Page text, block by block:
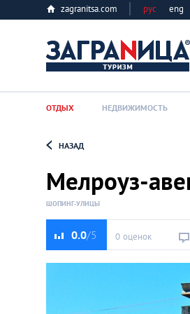
zagranitsa.com рус eng
Loading...
ОТДЫХ НЕДВИЖИМОСТЬ
НАЗАД
Мелроуз-
ШОПИНГ-УЛИЦЫ
0.0 0 оценок